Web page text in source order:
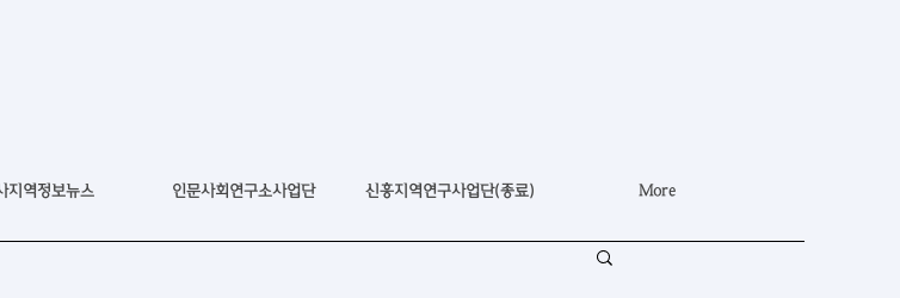
지역정보뉴스 인문사회연구소사업단 신흥지역연구사업단(종료) More